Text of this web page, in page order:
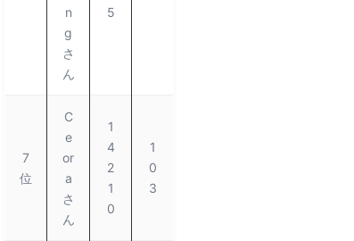
n
g
さ
ん
5
7
位
C
e
or
a
さ
ん
1
4
2
1
0
1
0
3